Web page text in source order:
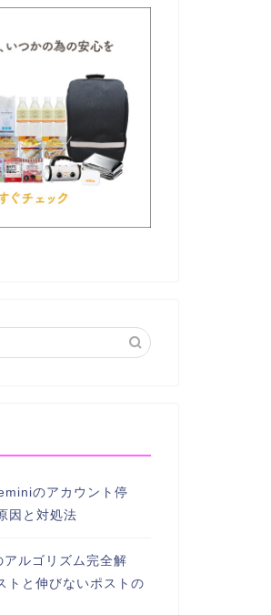
のアカウント停
因と対処法
ルゴリズム完全解
トと伸びないポストの